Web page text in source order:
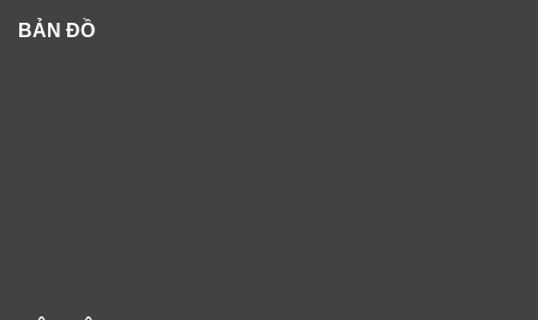
BẢN ĐỒ